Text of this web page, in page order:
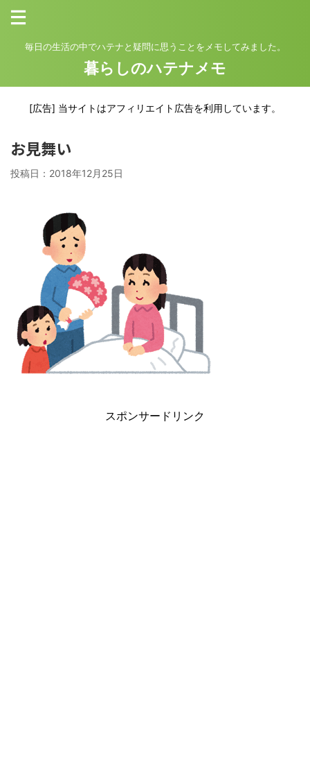
毎日の生活の中でハテナと疑問に思うことをメモしてみました。
暮らしのハテナメモ
[広告] 当サイトはアフィリエイト広告を利用しています。
お見舞い
投稿日： 2018年12月25日
スポンサードリンク